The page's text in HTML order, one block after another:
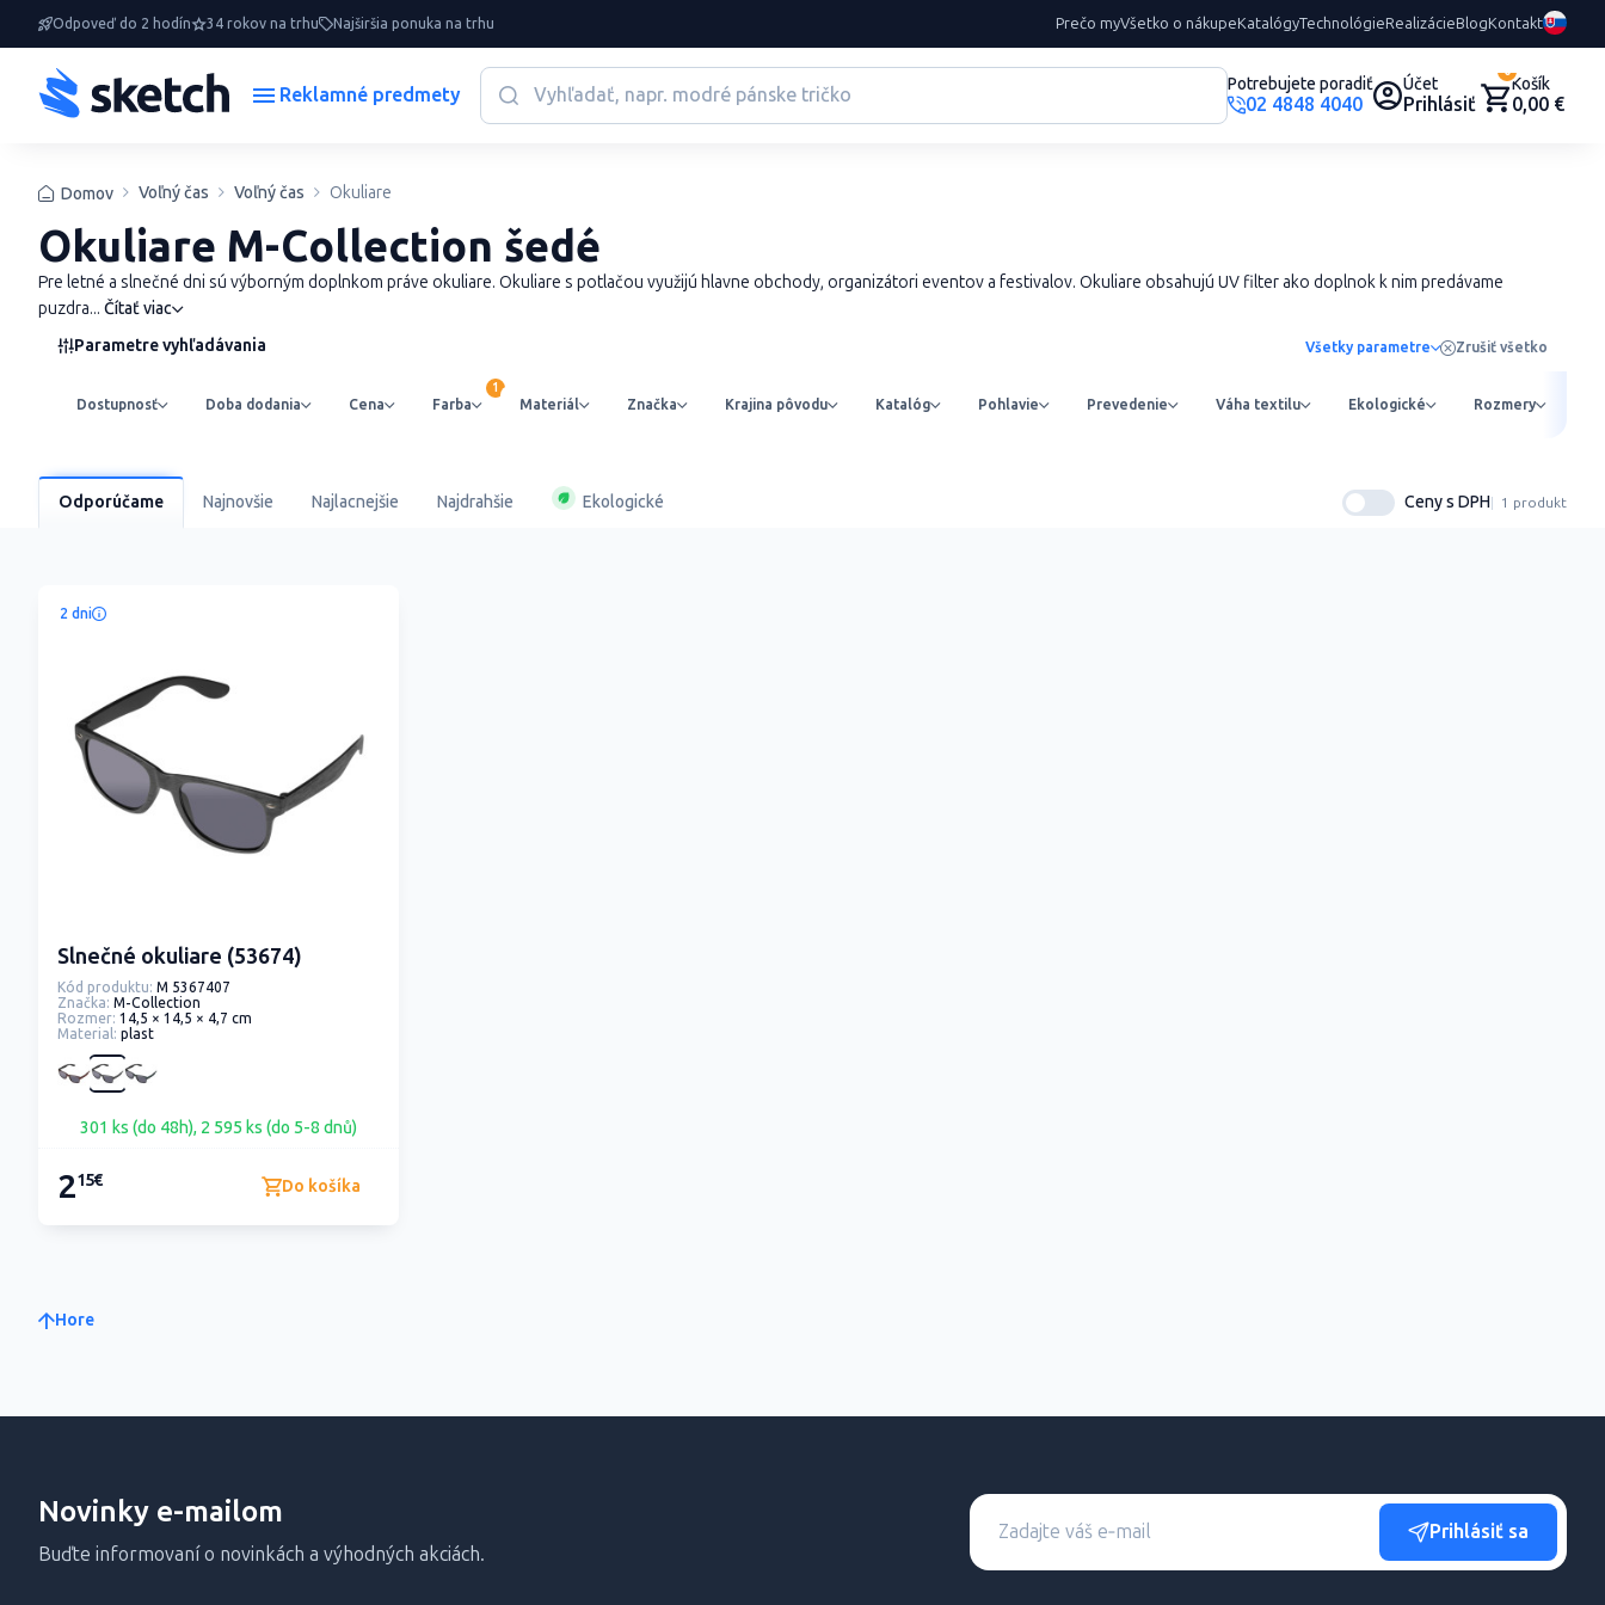
Odpoveď do 2 hodín 34 rokov na trhu Najširšia ponuka na trhu Prečo myVšetko o nákupeKatalógyTechnológieRealizácieBlogKontakt
Reklamné predmety Potrebujete poradiť
02 4848 4040
Účet
Prihlásiť
0
Košík
0,00 €
Domov Voľný čas Voľný čas Okuliare
Okuliare M-Collection šedé
Pre letné a slnečné dni sú výborným doplnkom práve okuliare. Okuliare s potlačou využijú hlavne obchody, organizátori eventov a festivalov. Okuliare obsahujú UV filter ako doplnok k nim predávame
puzdra... Čítať viac
Parametre vyhľadávania
Všetky parametre Zrušiť všetko
Dostupnosť Doba dodania Cena Farba Materiál Značka Krajina pôvodu Katalóg Pohlavie Prevedenie Váha textilu Ekologické Rozmery
Odporúčame Najnovšie Najlacnejšie Najdrahšie Ekologické Ceny s DPH 1 produkt
2 dni
Slnečné okuliare (53674)
Kód produktu: M 5367407
Značka: M-Collection
Rozmer: 14,5 × 14,5 × 4,7 cm
Material: plast
301 ks (do 48h), 2 595 ks (do 5-8 dnů)
215€ Do košíka
Hore
Novinky e-mailom
Buďte informovaní o novinkách a výhodných akciách.
Prihlásiť sa